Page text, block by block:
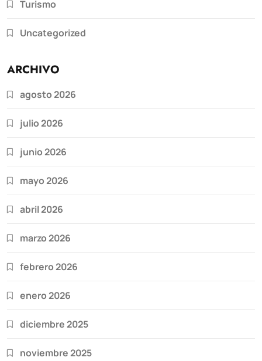
Turismo
Uncategorized
ARCHIVO
agosto 2026
julio 2026
junio 2026
mayo 2026
abril 2026
marzo 2026
febrero 2026
enero 2026
diciembre 2025
noviembre 2025